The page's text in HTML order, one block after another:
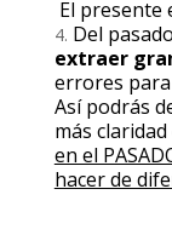
El presente
Del
extraer
errores
Así podrás
más
en el
hacer de